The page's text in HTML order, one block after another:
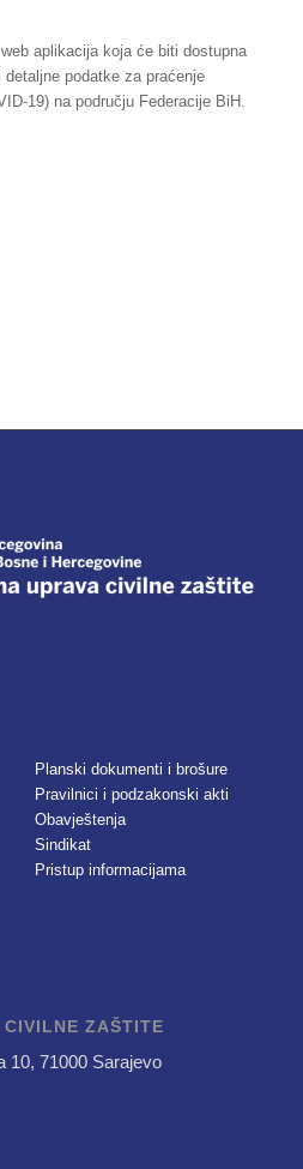
aplikacija koja će biti dostupna
podatke za praćenje
19) na području Federacije BiH.
Planski dokumenti i brošure
Pravilnici i podzakonski akti
Obavještenja
Sindikat
Pristup informacijama
CIVILNE ZAŠTITE
10, 71000 Sarajevo